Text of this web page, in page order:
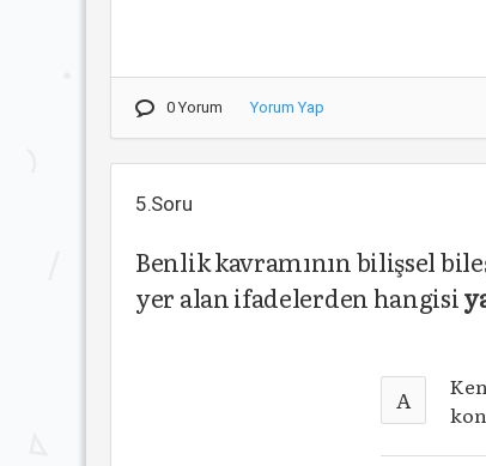
0 Yorum Yorum Yap
5.Soru
Benlik kavramının bilişsel
yer alan ifadelerden hangisi
A